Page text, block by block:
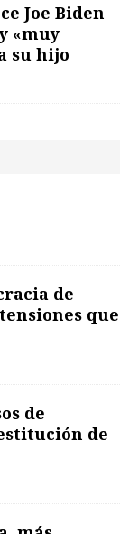
Joe Biden
«muy
su hijo
de
que
de
de